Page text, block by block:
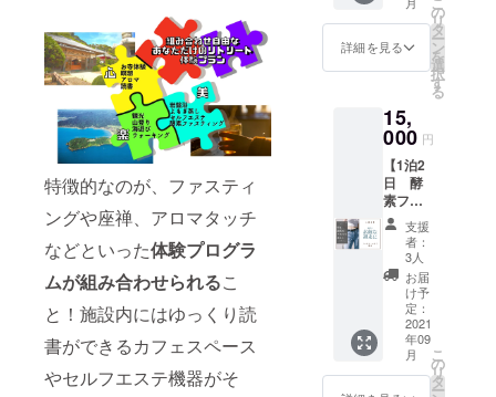
特徴的なのが、ファスティ
ングや座禅、アロマタッチ
などといった体験プログラ
ムが組み合わせられるこ
と！施設内にはゆっくり読
書ができるカフェスペース
やセルフエステ機器がそ
始等、
業日は
ご予約
けませ
ん。 ※
有効期
限2022
年6月末
迄
使用頻
度、週
に１～
能）
す。 ＜
1日目＞
15
…
チェッ
クイン
時間よ
り前の
荷物お
預かり
も可能
な場合
がござ
いま
す。ご
希望の
方は事
前にお
問合せ
→特別
価格
¥15000
！！ ○
マイン
ネス暝
想体
験、法
話、朝
勤参加
など
【朝勤
参加】
朝、お
寺の静
謐な空
間で心
を調え
てから
一日を
始め
詳細を見る
の
リ
タ
ー
ン
を
選
択
す
る
15,
000 円
【1泊2
日 酵
素ファ
スティ
ング】
○金曜ま
たは土
曜日の
チェッ
クイン
限定 ○
ファス
ティン
支援
者：
3人
お届
け予
定：
2021
年09
月
こ
の
リ
タ
ー